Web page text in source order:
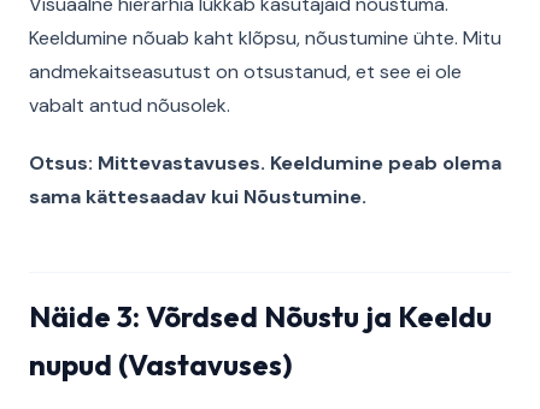
Keeldumine nõuab kaht klõpsu, nõustumine ühte. Mitu
andmekaitseasutust on otsustanud, et see ei ole
vabalt antud nõusolek.
Otsus: Mittevastavuses. Keeldumine peab olema
sama kättesaadav kui Nõustumine.
Näide 3: Võrdsed Nõustu ja Keeldu
nupud (Vastavuses)